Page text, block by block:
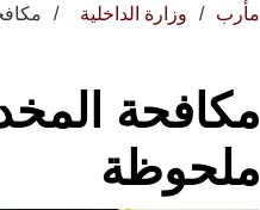
مأرب وزارة الداخلية
مكافحة
ملحوظة